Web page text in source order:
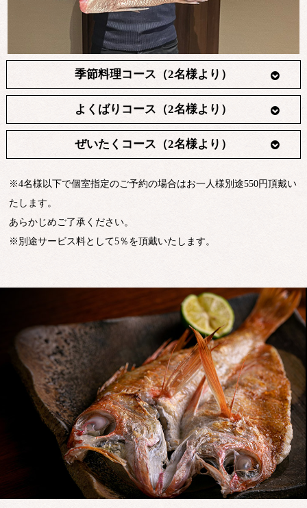
季節料理コース（2名様より）
よくばりコース（2名様より）
ぜいたくコース（2名様より）
※4名様以下で個室指定のご予約の場合はお一人様別途550円頂戴い
たします。
あらかじめご了承ください。
※別途サービス料として5％を頂戴いたします。